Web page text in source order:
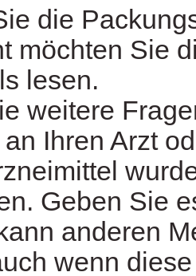
die
möchten Sie
lesen.
weitere
Ihren Arzt
Geben Sie
anderen
wenn